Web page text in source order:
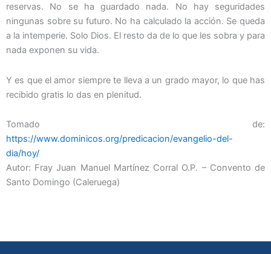
reservas. No se ha guardado nada. No hay seguridades
ningunas sobre su futuro. No ha calculado la acción. Se queda
a la intemperie. Solo Dios. El resto da de lo que les sobra y para
nada exponen su vida.
Y es que el amor siempre te lleva a un grado mayor, lo que has
recibido gratis lo das en plenitud.
Tomado de:
https://www.dominicos.org/predicacion/evangelio-del-
dia/hoy/
Autor: Fray Juan Manuel Martínez Corral O.P. – Convento de
Santo Domingo (Caleruega)